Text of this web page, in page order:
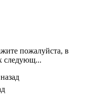
пожалуйста, в
следующ...